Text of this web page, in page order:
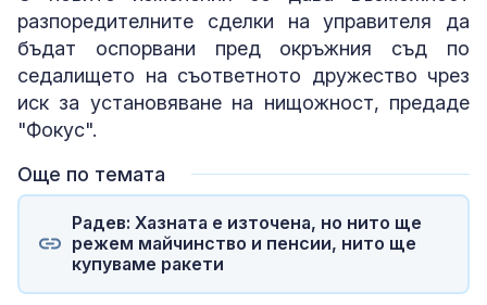
разпоредителните сделки на управителя да
бъдат оспорвани пред окръжния съд по
седалището на съответното дружество чрез
иск за установяване на нищожност, предаде
"Фокус".
Още по темата
Радев: Хазната е източена, но нито ще
режем майчинство и пенсии, нито ще
купуваме ракети